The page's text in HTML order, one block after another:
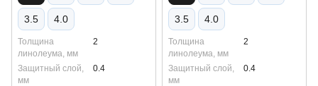
3.5 4.0
Толщина
линолеума, мм
2
Защитный слой,
мм
0.4
3.5 4.0
Толщина
линолеума, мм
2
Защитный слой,
мм
0.4